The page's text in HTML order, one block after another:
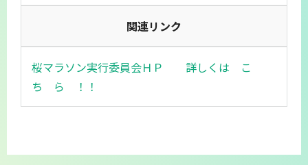
関連リンク
桜マラソン実行委員会ＨＰ 詳しくは こ
ち ら ！！